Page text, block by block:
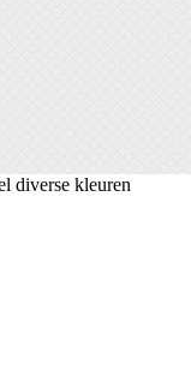
diverse kleuren